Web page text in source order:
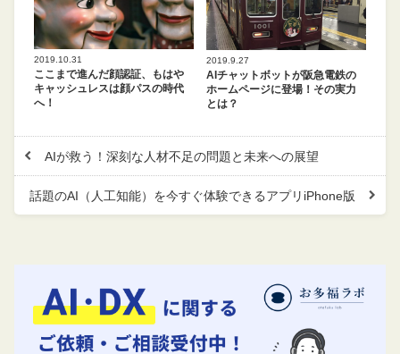
2019.10.31
ここまで進んだ顔認証、もはや
キャッシュレスは顔パスの時代
へ！
2019.9.27
AIチャットボットが阪急電鉄の
ホームページに登場！その実力
とは？
AIが救う！深刻な人材不足の問題と未来への展望
話題のAI（人工知能）を今すぐ体験できるアプリiPhone版